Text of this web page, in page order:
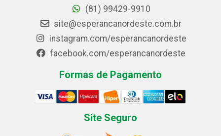
(81) 99429-9910
site@esperancanordeste.com.br
instagram.com/esperancanordeste
facebook.com/esperancanordeste
Formas de Pagamento
Site Seguro